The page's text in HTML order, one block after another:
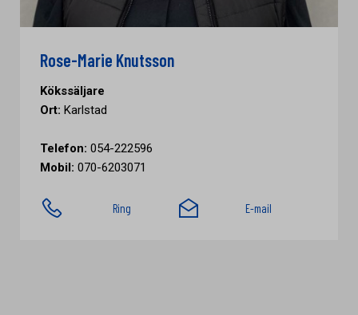
Rose-Marie Knutsson
Kökssäljare
Ort: Karlstad
Telefon: 054-222596
Mobil: 070-6203071
Ring E-mail